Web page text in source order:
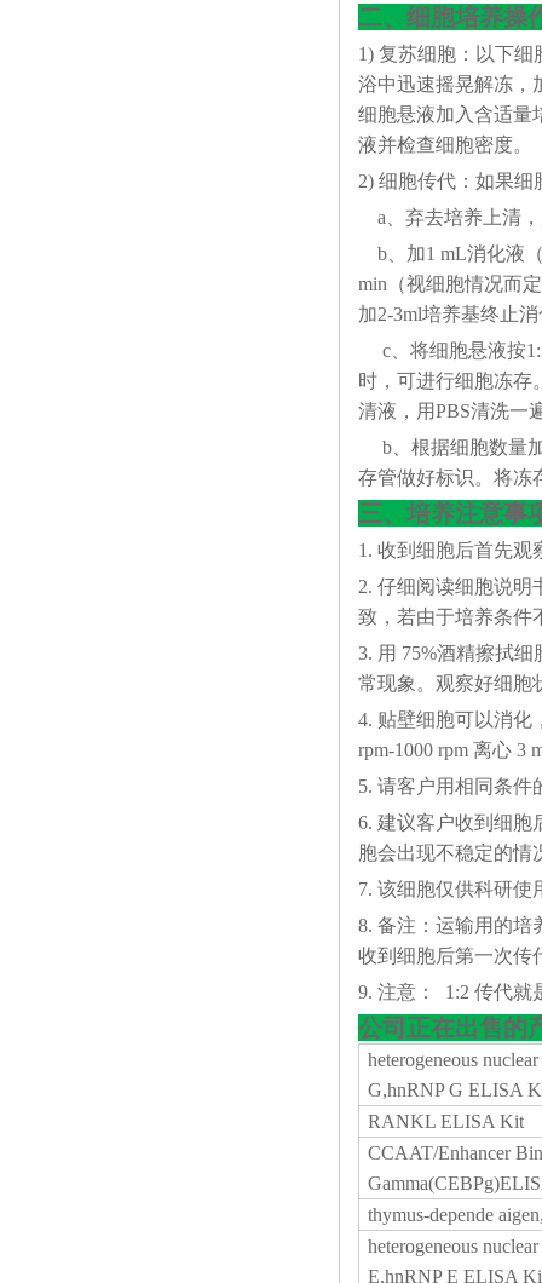
二、细胞培养操
1) 复苏细胞：以下
浴中迅速摇晃解冻，
细胞悬液加入含适量
液并检查细胞密度。
2) 细胞传代：如果细
a、弃去培养上清
b、加1 mL消化液
min（视细胞情况而
加2-3ml培养基终止
c、将细胞悬液按
时，可进行细胞冻存
清液，用PBS清洗一
b、根据细胞数量加
存管做好标识。将冻
三、培养注意事
1. 收到细胞后首先
2. 仔细阅读细胞说
致，若由于培养条件
3. 用 75%酒精擦拭
常现象。观察好细胞
4. 贴壁细胞可以消化
rpm-1000 rpm 离心
5. 请客户用相同条件
6. 建议客户收到细胞
胞会出现不稳定的
7. 该细胞仅供科研使
8. 备注：运输用的
收到细胞后第一次传
9. 注意： 1:2 传代就
公司正在出售的
heterogeneous
G,hnRNP G ELISA
RANKL ELISA Kit
CCAAT/Enhancer
thymus-depende
heterogeneous
E,hnRNP E ELISA